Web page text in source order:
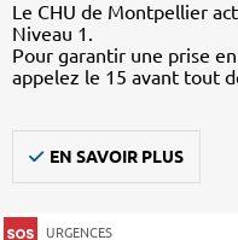
Le CHU de Montpellier
Niveau 1.
Pour garantir une prise
appelez le 15 avant tout
EN SAVOIR PLUS
URGENCES